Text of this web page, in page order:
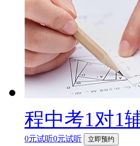
程中考1对1
0元试听0元试听 立即预约